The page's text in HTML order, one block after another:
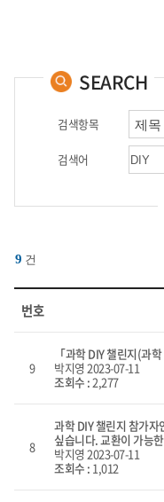
SEARCH
검색항목
검색어
9 건
상담
리스트
화면
번호
9
「과학 DIY 챌린지(과
박지영 2023-07-11
조회수 :2,277
8
과학 DIY 챌린지 참가
싶습니다. 교환이 가능
박지영 2023-07-11
조회수 : 1,012